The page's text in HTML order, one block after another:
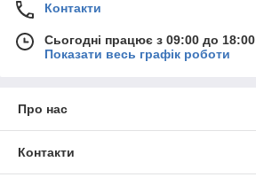
Контакти
Сьогодні працює з 09:00 до 18:00
Показати весь графік роботи
Про нас
Контакти